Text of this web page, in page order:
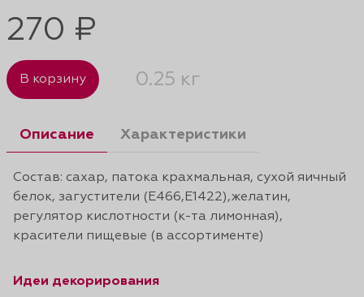
270 ₽
В корзину 0.25 кг
Описание Характеристики
Состав: сахар, патока крахмальная, сухой яичный
белок, загустители (Е466,Е1422),желатин,
регулятор кислотности (к-та лимонная),
красители пищевые (в ассортименте)
Идеи декорирования